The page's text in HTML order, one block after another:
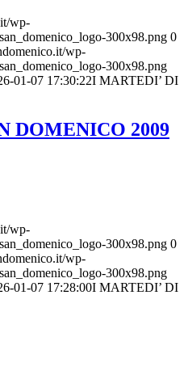
wp-
300x98.png 0
wp-
300x98.png
01-07 17:30:22I MARTEDI’ DI
DOMENICO 2009
wp-
300x98.png 0
wp-
300x98.png
01-07 17:28:00I MARTEDI’ DI